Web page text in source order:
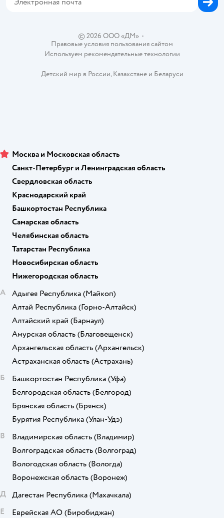
© 2026 ООО «ДМ»•
Правовые условия пользования сайтом
Используем рекомендательные технологии
Детский мир в России,Казахстанеи Беларуси
Москва и Московская область
Санкт-Петербург и Ленинградская область
Свердловская область
Краснодарский край
Башкортостан Республика
Самарская область
Челябинская область
Татарстан Республика
Новосибирская область
Нижегородская область
А
Адыгея Республика (Майкоп)
Алтай Республика (Горно-Алтайск)
Алтайский край (Барнаул)
Амурская область (Благовещенск)
Архангельская область (Архангельск)
Астраханская область (Астрахань)
Б
Башкортостан Республика (Уфа)
Белгородская область (Белгород)
Брянская область (Брянск)
Бурятия Республика (Улан-Удэ)
В
Владимирская область (Владимир)
Волгоградская область (Волгоград)
Вологодская область (Вологда)
Воронежская область (Воронеж)
Д Дагестан Республика (Махачкала)
Е
Еврейская АО (Биробиджан)